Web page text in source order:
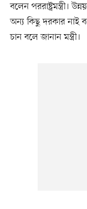
বলেন পররাষ্ট্রমন্ত্রী।
অন্য কিছু দরকার নাই
চান বলে জানান মন্ত্রী।